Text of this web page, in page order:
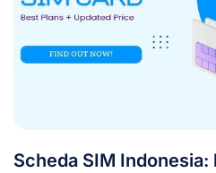
Scheda SIM